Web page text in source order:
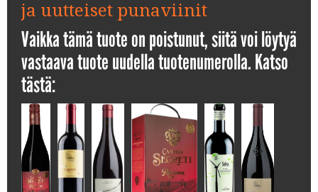
ja uutteiset punaviinit
Vaikka tämä tuote on poistunut, siitä voi löytyä
vastaava tuote uudella tuotenumerolla. Katso
tästä: